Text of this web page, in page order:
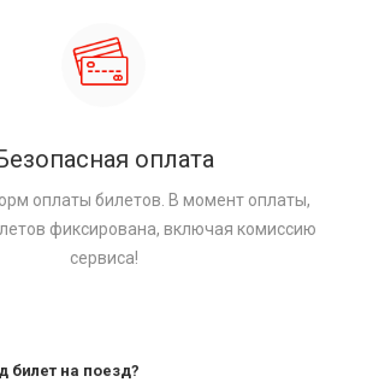
оплата
оплаты билетов. В момент оплаты,
фиксирована, включая комиссию
сервиса!
билет на поезд?